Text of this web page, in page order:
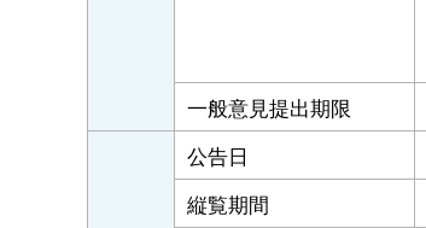
一般意見提出期限
公告日
縦覧期間